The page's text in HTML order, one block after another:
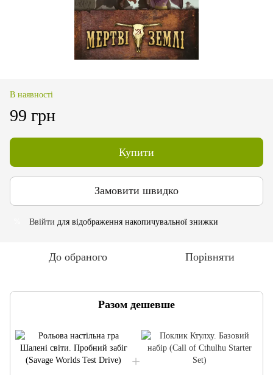
В наявності
99 грн
Купити
Замовити швидко
Ввійти для відображення накопичувальної знижки
До обраного Порівняти
Разом дешевше